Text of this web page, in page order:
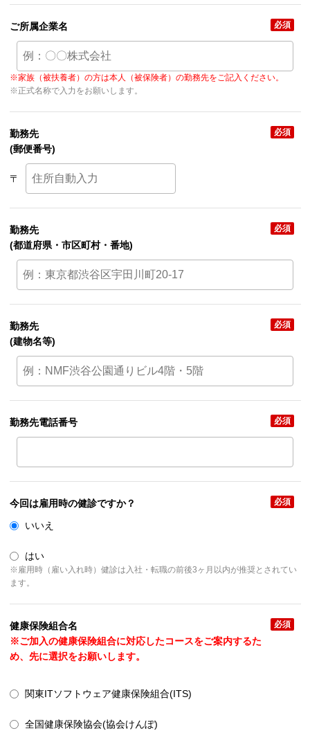
ご所属企業名 必須
※家族（被扶養者）の方は本人（被保険者）の勤務先をご記入ください。
※正式名称で入力をお願いします。
勤務先
(郵便番号)
必須
〒
勤務先
(都道府県・市区町村・番地)
必須
勤務先
(建物名等)
必須
勤務先電話番号 必須
今回は雇用時の健診ですか？ 必須
いいえ
はい
※雇用時（雇い入れ時）健診は入社・転職の前後3ヶ月以内が推奨とされてい
ます。
健康保険組合名
※ご加入の健康保険組合に対応したコースをご案内するた
め、先に選択をお願いします。
必須
関東ITソフトウェア健康保険組合(ITS)
全国健康保険協会(協会けんぽ)